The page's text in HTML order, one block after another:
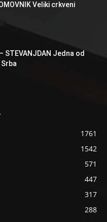
Veliki crkveni
STEVANJDAN Jedna od
1761
1542
571
447
317
288